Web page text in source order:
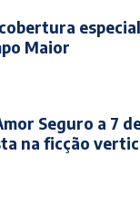
Maior
Seguro a 7
na ficção